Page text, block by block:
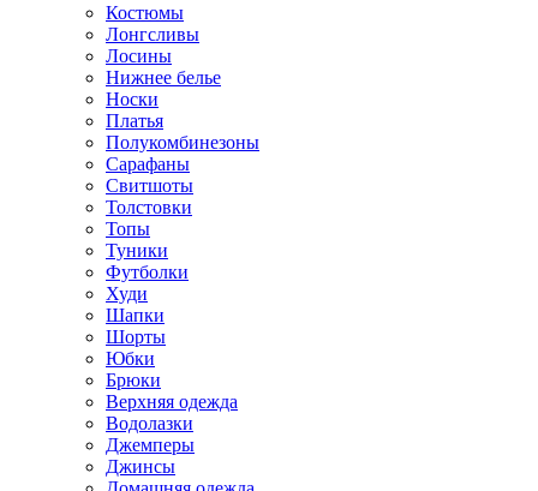
Костюмы
Лонгсливы
Лосины
Нижнее белье
Носки
Платья
Полукомбинезоны
Сарафаны
Свитшоты
Толстовки
Топы
Туники
Футболки
Худи
Шапки
Шорты
Юбки
Брюки
Верхняя одежда
Водолазки
Джемперы
Джинсы